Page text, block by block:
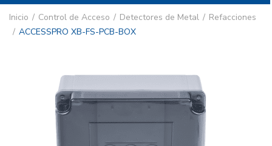
Inicio Control de Acceso Detectores de Metal
Refacciones
ACCESSPRO XB-FS-PCB-BOX